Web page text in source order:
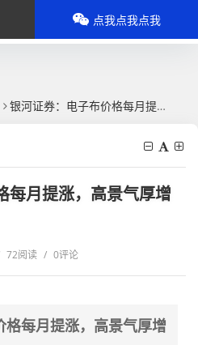
银河证券：电子布价格每月提涨，高景气厚增企业业绩
每月提涨，高景气厚增
72阅读 / 0评论
每月提涨，高景气厚增
点我点我点我